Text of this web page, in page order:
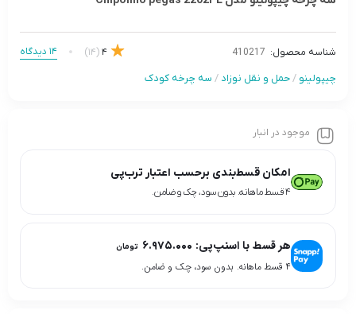
شناسه محصول: 410217
4
(14) 14 دیدگاه
چیپولینو /حمل و نقل نوزاد / سه چرخه کودک
موجود در انبار
امکان قسط‌بندی برحسب اعتبار ترب‌پی
۴ قسط ماهانه. بدون سود، چک و ضامن.
هر قسط با اسنپ‌پی: ۶.۹۷۵.۰۰۰ تومان
۴ قسط ماهانه. بدون سود، چک و ضامن.